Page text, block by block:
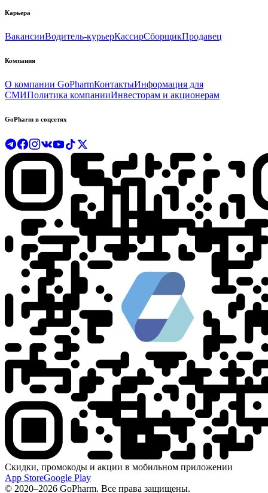
Карьера
ВакансииВодитель-курьерКассирСборщикПродавец
Компания
О компании GoPharmКонтактыИнформация для
СМИПолитика компанииИнвесторам и акционерам
GoPharm в соцсетях
Скидки, промокоды и акции в мобильном приложении
App StoreGoogle Play
© 2020–2026 GoPharm. Все права защищены.